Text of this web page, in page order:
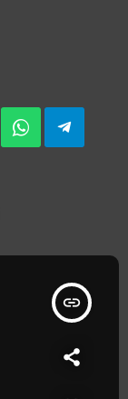
insert_link